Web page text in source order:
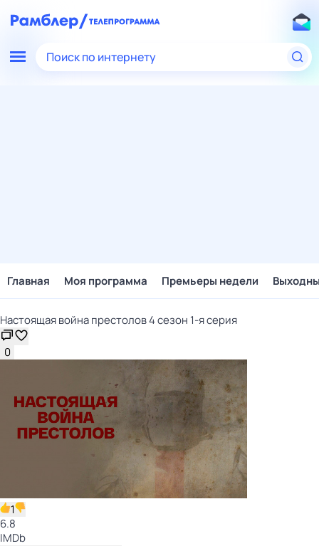
Поиск по интернету
Главная Моя программа Премьеры недели
Настоящая война престолов 4 сезон 1-я серия
0
1
6.8
IMDb